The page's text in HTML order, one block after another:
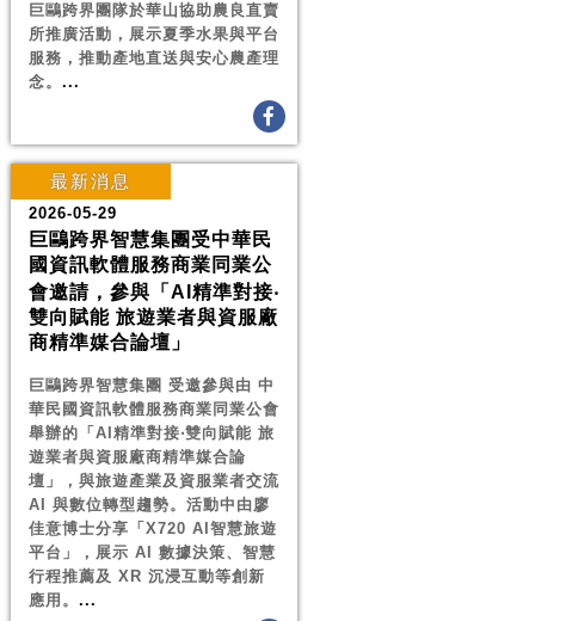
巨鷗跨界團隊於華山協助農良直賣
所推廣活動，展示夏季水果與平台
服務，推動產地直送與安心農產理
念。 ...
最新消息
2026-05-29
巨鷗跨界智慧集團受中華民
國資訊軟體服務商業同業公
會邀請，參與「AI精準對接‧
雙向賦能 旅遊業者與資服廠
商精準媒合論壇」
巨鷗跨界智慧集團 受邀參與由 中
華民國資訊軟體服務商業同業公會
舉辦的「AI精準對接‧雙向賦能 旅
遊業者與資服廠商精準媒合論
壇」，與旅遊產業及資服業者交流
AI 與數位轉型趨勢。活動中由廖
佳意博士分享「X720 AI智慧旅遊
平台」，展示 AI 數據決策、智慧
行程推薦及 XR 沉浸互動等創新
應用。 ...